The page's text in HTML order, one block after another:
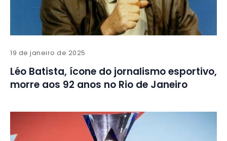
19 de janeiro de 2025
Léo Batista, ícone do jornalismo esportivo,
morre aos 92 anos no Rio de Janeiro